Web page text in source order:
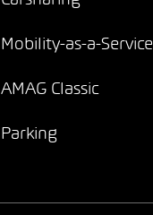
Mobility-as-a-Service
AMAG Classic
Parking